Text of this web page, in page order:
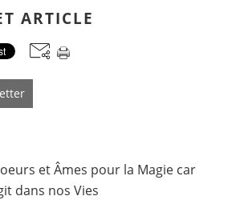
ARTICLE
et Âmes pour la Magie car
dans nos Vies